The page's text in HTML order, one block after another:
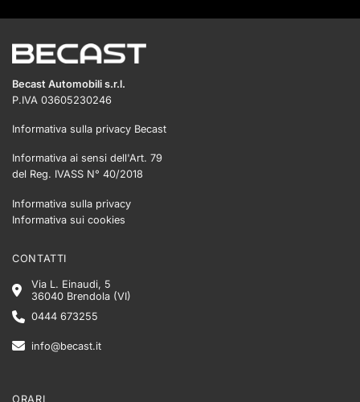
Becast Automobili s.r.l.
P.IVA 03605230246
Informativa sulla privacy Becast
Informativa ai sensi dell'Art. 79
del Reg. IVASS N° 40/2018
Informativa sulla privacy
Informativa sui cookies
CONTATTI
Via L. Einaudi, 5
36040 Brendola (VI)
0444 673255
info@becast.it
ORARI